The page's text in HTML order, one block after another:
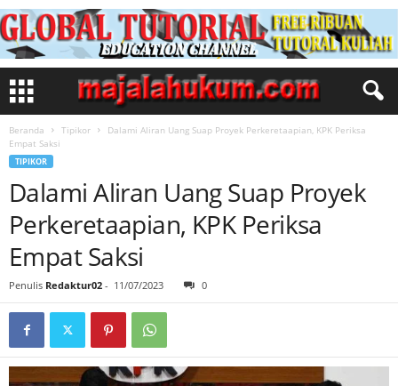
Beranda Tipikor
Dalami Aliran Uang Suap Proyek Perkeretaapian, KPK Periksa
Empat Saksi
TIPIKOR
Dalami Aliran Uang Suap Proyek
Perkeretaapian, KPK Periksa
Empat Saksi
Penulis Redaktur02 - 11/07/2023 0